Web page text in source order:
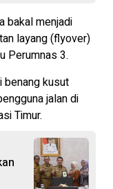
bakal menjadi
layang (flyover)
Perumnas 3.
benang kusut
jalan di
Timur.